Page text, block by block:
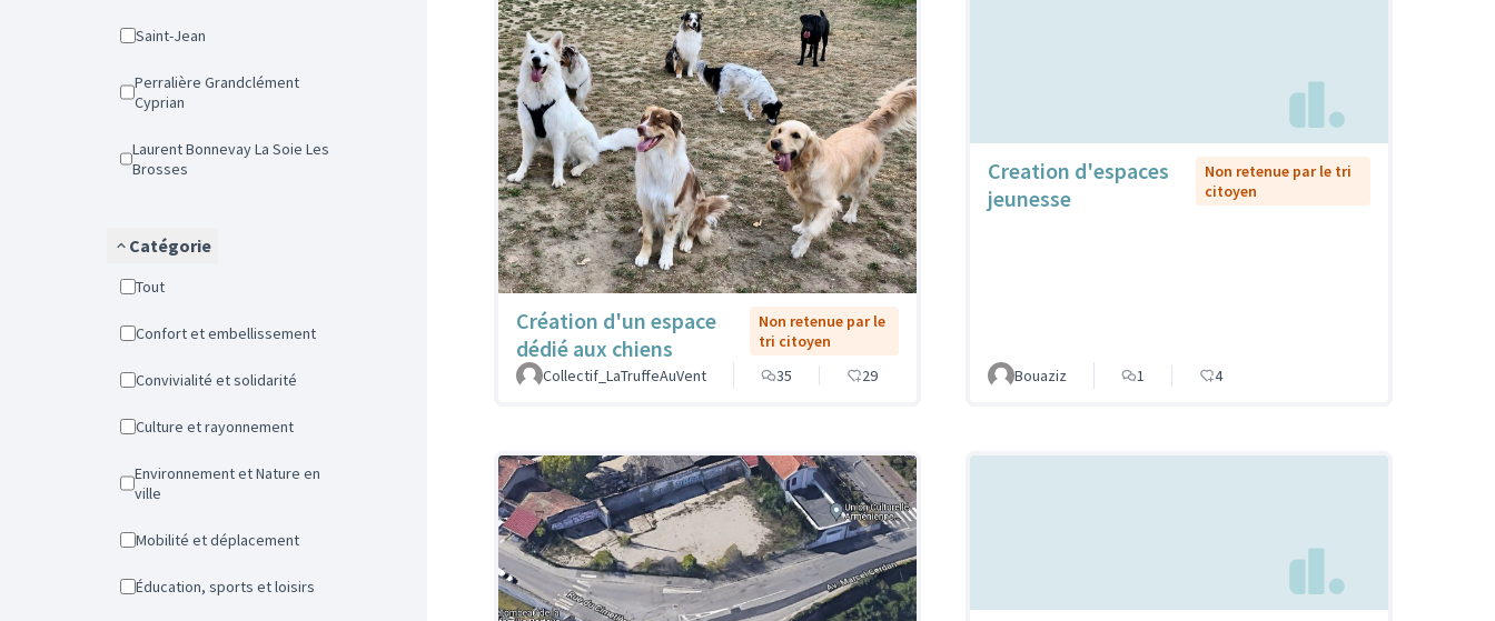
Saint-Jean
Perralière Grandclément
Cyprian
Laurent Bonnevay La Soie Les
Brosses
Catégorie
Tout
Confort et embellissement
Convivialité et solidarité
Culture et rayonnement
Environnement et Nature en
ville
Mobilité et déplacement
Éducation, sports et loisirs
Création d'un espace
dédié aux chiens
Non retenue par le
tri citoyen
Collectif_LaTruffeAuVent
35 29
Creation d'espaces
jeunesse
Non retenue par le tri
citoyen
Bouaziz 1 4